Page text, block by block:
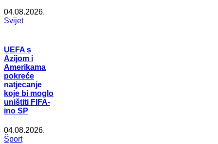
04.08.2026.
Svijet
UEFA s
Azijom i
Amerikama
pokreće
natjecanje
koje bi moglo
uništiti FIFA-
ino SP
04.08.2026.
Šport